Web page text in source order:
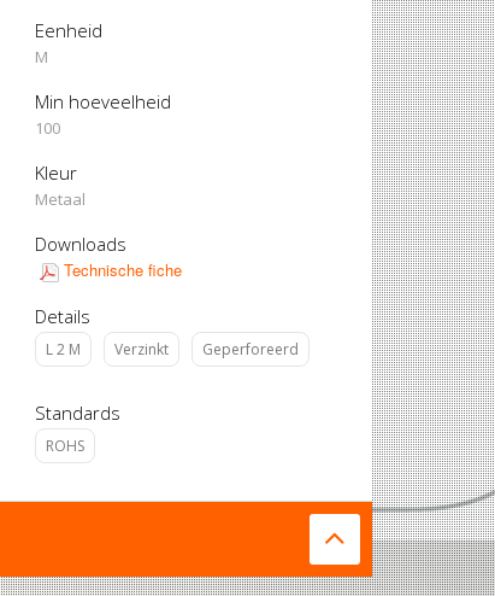
Eenheid
M
Min hoeveelheid
100
Kleur
Metaal
Downloads
Technische fiche
Details
L 2 M Verzinkt Geperforeerd
Standards
ROHS